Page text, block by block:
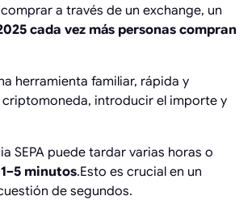
a través de un exchange, un
cada vez más personas compran
herramienta familiar, rápida y
introducir el importe y
SEPA puede tardar varias horas o
1–5 minutos.Esto es crucial en un
de segundos.